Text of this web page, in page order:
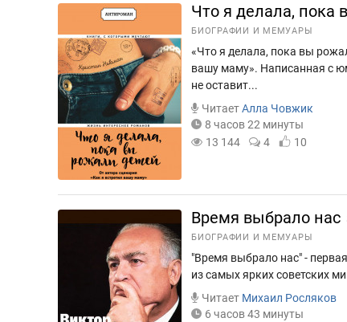
Что я делала, пока
БИОГРАФИИ И МЕМУАРЫ
«Что я делала, пока вы
вашу маму». Написанная с
не оставит...
ЧитаетАлла Човжик
8 часов 22 минуты
13 144
4 10
Время выбрало нас
БИОГРАФИИ И МЕМУАРЫ
"Время выбрало нас" -
из самых ярких советских
Читает Михаил Росляков
6 часов 43 минуты